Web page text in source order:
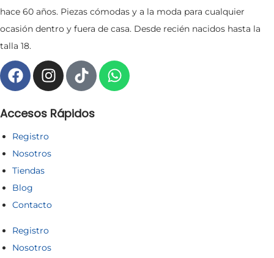
hace 60 años. Piezas cómodas y a la moda para cualquier
ocasión dentro y fuera de casa. Desde recién nacidos hasta la
talla 18.
Accesos Rápidos
Registro
Nosotros
Tiendas
Blog
Contacto
Registro
Nosotros